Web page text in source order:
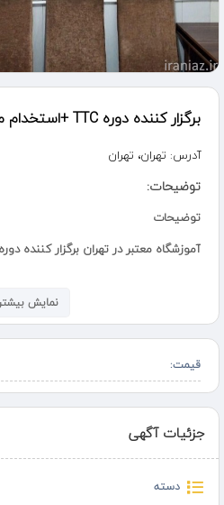
برگزار کننده دوره TTC +استخدام مدرس زبان
آدرس: تهران، تهران
توضیحات:
توضیحات
آموزشگاه معتبر در تهران برگزار کننده
دانشجویان رشته های انگلیسی، آلمانی،
ها
زبان آموزان سطح ADVANCED
متقاضیان در طی این دوره به صورت
اصولی
نمایش
قیمت:
جزئیات آگهی
دسته